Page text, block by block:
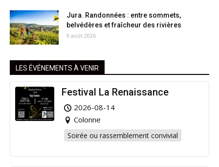
Jura. Randonnées : entre sommets,
belvédères et fraîcheur des rivières
9 août 2026
LES ÉVÉNEMENTS À VENIR
Festival La Renaissance
2026-08-14
Colonne
Soirée ou rassemblement convivial